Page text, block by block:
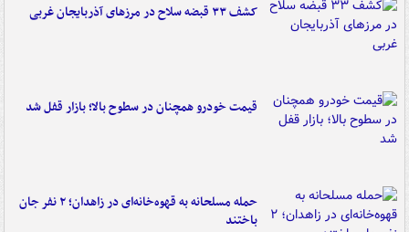
کشف ۳۳ قبضه سلاح در مرزهای آذربایجان غربی
قیمت خودرو همچنان در سطوح بالا؛ بازار قفل شد
حمله مسلحانه به قهوه‌خانه‌ای در زاهدان؛ ۲ نفر جان
باختند